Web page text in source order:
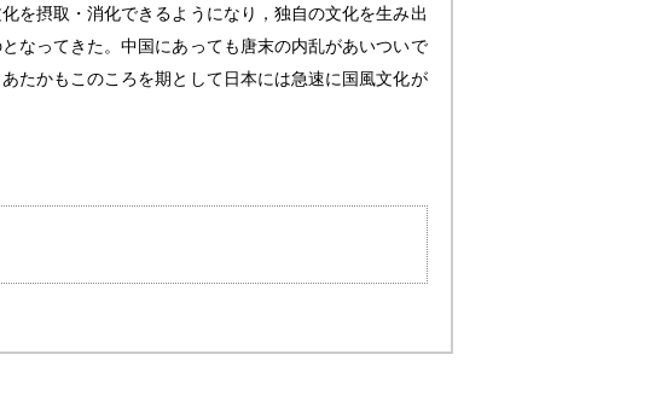
を摂取・消化できるようになり，独自の文化を生み出
なってきた。中国にあっても唐末の内乱があいついで
たかもこのころを期として日本には急速に国風文化が